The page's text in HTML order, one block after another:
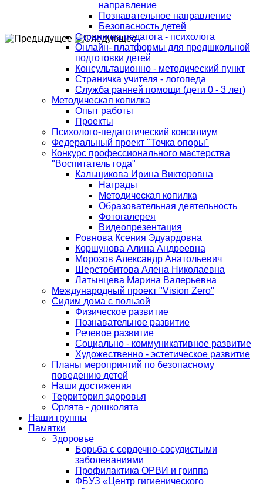
направление
Познавательное направление
Безопасность детей
Страничка педагога - психолога
Онлайн- платформы для предшкольной
подготовки детей
Консультационно - методический пункт
Страничка учителя - логопеда
Служба ранней помощи (дети 0 - 3 лет)
Методическая копилка
Опыт работы
Проекты
Психолого-педагогический консилиум
Федеральный проект "Точка опоры"
Конкурс профессионального мастерства
"Воспитатель года"
Кальщикова Ирина Викторовна
Награды
Методическая копилка
Образовательная деятельность
Фотогалерея
Видеопрезентация
Ровнова Ксения Эдуардовна
Коршунова Алина Андреевна
Морозов Александр Анатольевич
Шерстобитова Алена Николаевна
Латынцева Марина Валерьевна
Международный проект "Vision Zero"
Сидим дома с пользой
Физическое развитие
Познавательное развитие
Речевое развитие
Социально - коммуникативное развитие
Художественно - эстетическое развитие
Планы мероприятий по безопасному
поведению детей
Наши достижения
Территория здоровья
Орлята - дошколята
Наши группы
Памятки
Здоровье
Борьба с сердечно-сосудистыми
заболеваниями
Профилактика ОРВИ и гриппа
ФБУЗ «Центр гигиенического